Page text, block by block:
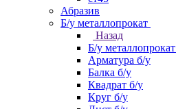
Абразив
Б/у металлопрокат
Назад
Б/у металлопрокат
Арматура б/у
Балка б/у
Квадрат б/у
Круг б/у